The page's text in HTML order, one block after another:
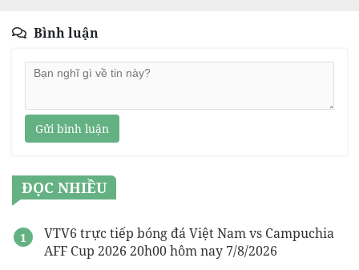
Bình luận
Gửi bình luận
ĐỌC NHIỀU
VTV6 trực tiếp bóng đá Việt Nam vs Campuchia
AFF Cup 2026 20h00 hôm nay 7/8/2026